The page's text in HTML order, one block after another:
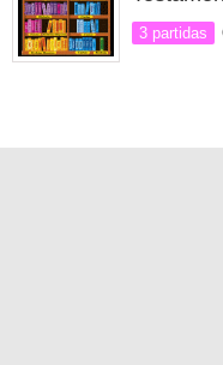
3 partidas